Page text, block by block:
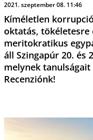
2021. szeptember 08. 11:46
Kíméletlen
oktatás, tökéletesre
meritokratikus
áll Szingapúr 20. és
melynek
Recenziónk!